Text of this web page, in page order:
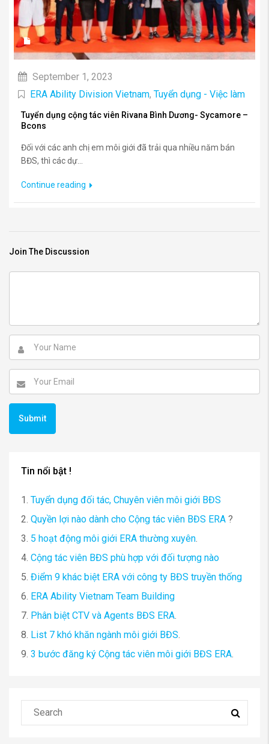
September 1, 2023
ERA Ability Division Vietnam, Tuyển dụng - Việc làm
Tuyển dụng cộng tác viên Rivana Bình Dương- Sycamore –
Bcons
Đối với các anh chị em môi giới đã trải qua nhiều năm bán
BĐS, thì các dự...
Continue reading
Join The Discussion
Tin nổi bật !
1. Tuyển dụng đối tác, Chuyên viên môi giới BĐS
2. Quyền lợi nào dành cho Cộng tác viên BĐS ERA ?
3. 5 hoạt động môi giới ERA thường xuyên.
4. Cộng tác viên BĐS phù hợp với đối tượng nào
5. Điểm 9 khác biệt ERA với công ty BĐS truyền thống
6. ERA Ability Vietnam Team Building
7. Phân biệt CTV và Agents BĐS ERA.
8. List 7 khó khăn ngành môi giới BĐS.
9. 3 bước đăng ký Cộng tác viên môi giới BĐS ERA.